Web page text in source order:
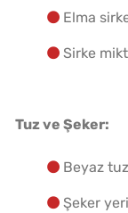
Elma
Sirke
Tuz ve Şeker:
Beyaz
Şeker